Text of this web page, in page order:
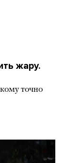
жару.
точно